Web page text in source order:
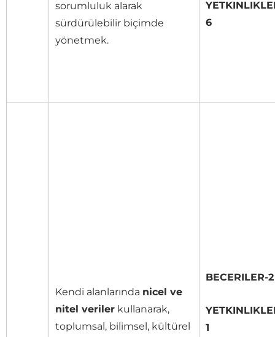
sorumluluk alarak
sürdürülebilir biçimde
yönetmek.
6
Kendi alanlarında nicel ve
nitel veriler kullanarak,
toplumsal, bilimsel, kültürel
BECERILER-2
1